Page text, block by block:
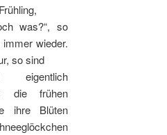
was?“, so
wieder.
so sind
eigentlich
die frühen
ihre Blüten